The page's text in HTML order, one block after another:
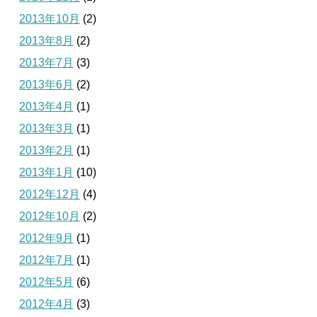
2013年10月 (2)
2013年8月 (2)
2013年7月 (3)
2013年6月 (2)
2013年4月 (1)
2013年3月 (1)
2013年2月 (1)
2013年1月 (10)
2012年12月 (4)
2012年10月 (2)
2012年9月 (1)
2012年7月 (1)
2012年5月 (6)
2012年4月 (3)